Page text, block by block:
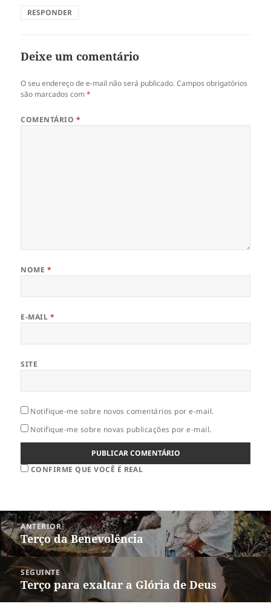
RESPONDER
Deixe um comentário
O seu endereço de e-mail não será publicado. Campos obrigatórios
são marcados com*
COMENTÁRIO *
NOME *
E-MAIL *
SITE
Notifique-me sobre novos comentários por e-mail.
Notifique-me sobre novas publicações por e-mail.
CONFIRME QUE VOCÊ É REAL
Navegação
de
Post
ANTERIOR
Post
anterior:
Terço da Benevolência
SEGUINTE
Próximo
post:
Terço para exaltar a Glória de Deus